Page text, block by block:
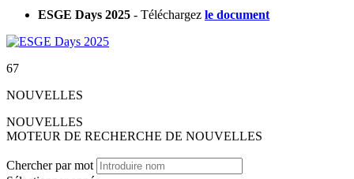
ESGE Days 2025 - Téléchargez le document
67
NOUVELLES
NOUVELLES
MOTEUR DE RECHERCHE DE NOUVELLES
Chercher par mot